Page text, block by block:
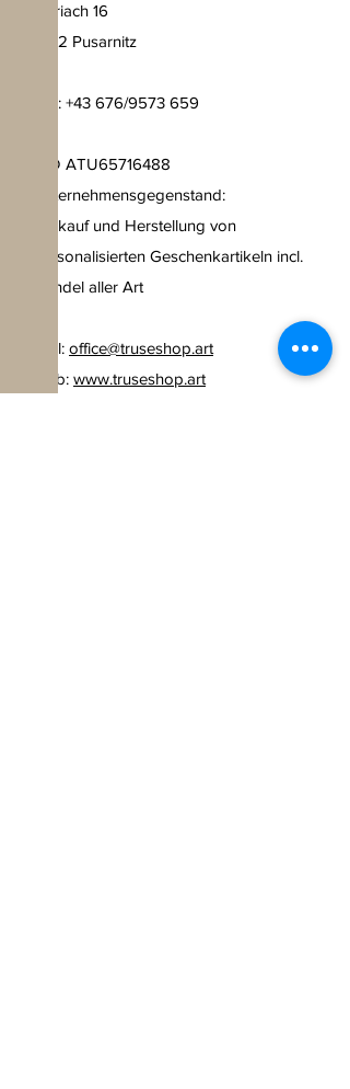
Göriach 16
9812 Pusarnitz
Tel.: +43 676/9573 659
UID ATU65716488
Unternehmensgegenstand:
Verkauf und Herstellung von
personalisierten Geschenkartikeln incl.
Handel aller Art
Mail: office@truseshop.art
Web: www.truseshop.art